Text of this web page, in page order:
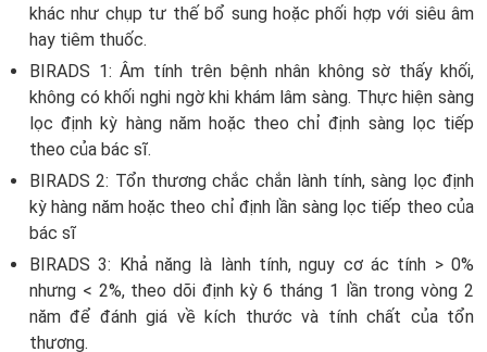
khác như chụp tư thế bổ sung hoặc phối hợp với siêu âm
hay tiêm thuốc.
BIRADS 1: Âm tính trên bệnh nhân không sờ thấy khối,
không có khối nghi ngờ khi khám lâm sàng. Thực hiện sàng
lọc định kỳ hàng năm hoặc theo chỉ định sàng lọc tiếp
theo của bác sĩ.
BIRADS 2: Tổn thương chắc chắn lành tính, sàng lọc định
kỳ hàng năm hoặc theo chỉ định lần sàng lọc tiếp theo của
bác sĩ
BIRADS 3: Khả năng là lành tính, nguy cơ ác tính > 0%
nhưng < 2%, theo dõi định kỳ 6 tháng 1 lần trong vòng 2
năm để đánh giá về kích thước và tính chất của tổn
thương.